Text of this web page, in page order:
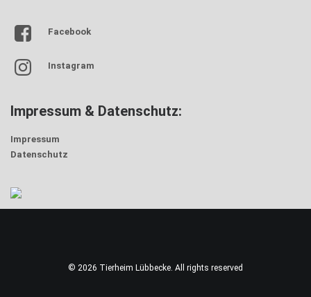
Facebook
Instagram
Impressum & Datenschutz:
Impressum
Datenschutz
© 2026 Tierheim Lübbecke. All rights reserved